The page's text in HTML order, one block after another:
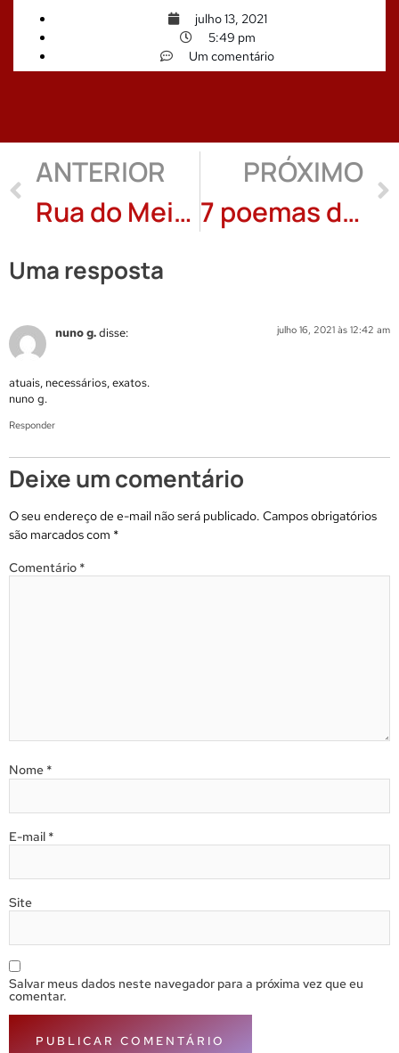
julho 13, 2021
5:49 pm
Um comentário
ANTERIOR
Rua do Meio: Anchieta Mendes
PRÓXIMO
7 poemas de “Não há dezembro nesse breu” de Alexandre Gaioto
Uma resposta
nuno g.disse: julho 16, 2021 às 12:42 am
atuais, necessários, exatos.
nuno g.
Responder
Deixe um comentário
O seu endereço de e-mail não será publicado. Campos obrigatórios
são marcados com *
Comentário *
Nome *
E-mail *
Site
Salvar meus dados neste navegador para a próxima vez que eu
comentar.